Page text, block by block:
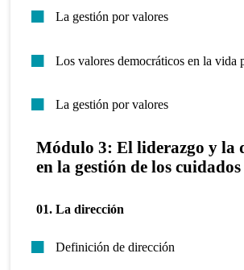
La gestión por valores
Los valores democráticos en la vida
La gestión por valores
Módulo 3: El liderazgo y la
en la gestión de los
01. La dirección
Definición de dirección